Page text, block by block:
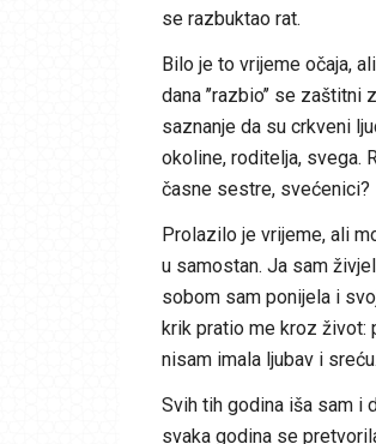
se razbuktao rat.
Bilo je to vrijeme očaja,
dana ’’razbio’’ se
saznanje da su crkveni
okoline, roditelja, svega.
časne sestre, svećenici?
Prolazilo je vrijeme, ali
u samostan. Ja sam
sobom sam ponijela i
krik pratio me kroz život:
nisam imala ljubav i
Svih tih godina iša sam i
svaka godina se